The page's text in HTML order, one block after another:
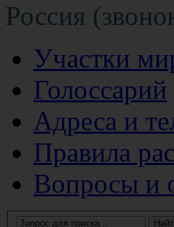
Россия
Участки
Голоссарий
Адреса и
Правила
Вопросы и